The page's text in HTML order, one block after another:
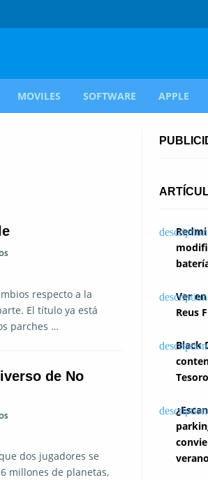
MOVILES SOFTWARE APPLE
respecto a la
El título ya está
parches …
de No
dos jugadores se
millones de planetas,
Ver
Reus
Black
verano